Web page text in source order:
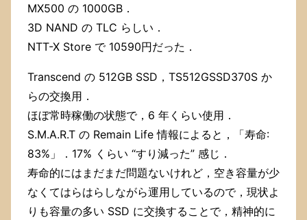
位
で
使
用
能
が
減
て
い
っ
て
い
MX500 の 1000GB．
3D NAND の TLC らしい．
NTT-X Store で 10590円だった．
Transcend の 512GB SSD，TS512GSSD370S か
らの交換用．
ほぼ常時稼働の状態で，6 年くらい使用．
S.M.A.R.T の Remain Life 情報によると，「寿命:
83%」．17% くらい “すり減った” 感じ．
寿命的にはまだまだ問題ないけれど，空き容量が少
なくてはらはらしながら運用しているので，現状よ
りも容量の多い SSD に交換することで，精神的に